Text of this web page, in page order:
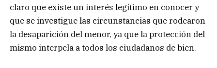
claro que existe un interés legítimo en conocer y
que se investigue las circunstancias que rodearon
la desaparición del menor, ya que la protección del
mismo interpela a todos los ciudadanos de bien.